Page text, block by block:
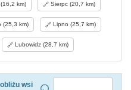
km) Sierpc (20,7 km)
(25,3 km) Lipno (25,7 km)
Lubowidz (28,7 km)
wsi